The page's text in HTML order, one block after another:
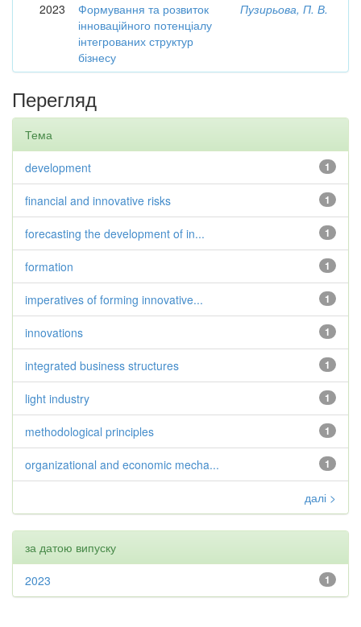
2023
Формування та розвиток
інноваційного потенціалу
інтегрованих структур
бізнесу
Пузирьова, П. В.
Перегляд
Тема
1
development
1
financial and innovative risks
1
forecasting the development of in...
1
formation
1
imperatives of forming innovative...
1
innovations
1
integrated business structures
1
light industry
1
methodological principles
1
organizational and economic mecha...
далі >
за датою випуску
1
2023